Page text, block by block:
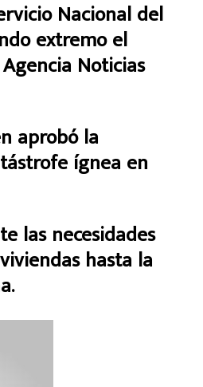
Nacional del
extremo el
Noticias
aprobó la
ígnea en
las necesidades
hasta la